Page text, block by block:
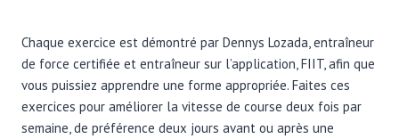
Chaque exercice est démontré par Dennys Lozada, entraîneur
de force certifiée et entraîneur sur l’application, FIIT, afin que
vous puissiez apprendre une forme appropriée. Faites ces
exercices pour améliorer la vitesse de course deux fois par
semaine, de préférence deux jours avant ou après une